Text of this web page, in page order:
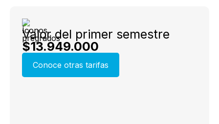
Valor del primer semestre
$13.949.000
Conoce otras tarifas